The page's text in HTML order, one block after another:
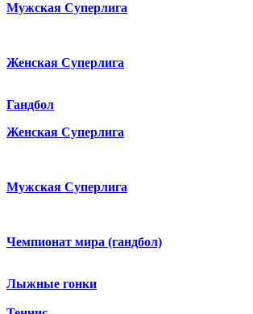
Мужская Суперлига
Женская Суперлига
Гандбол
Женская Суперлига
Мужская Суперлига
Чемпионат мира (гандбол)
Лыжные гонки